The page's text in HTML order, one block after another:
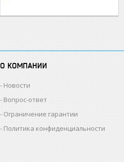
О КОМПАНИИ
Новости
Вопрос-ответ
Ограничение гарантии
Политика конфиденциальности